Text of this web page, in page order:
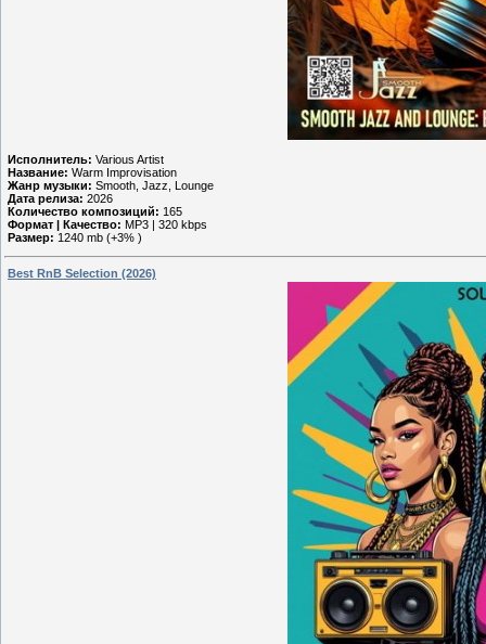
Исполнитель: Various Artist
Название: Warm Improvisation
Жанр музыки: Smooth, Jazz, Lounge
Дата релиза: 2026
Количество композиций: 165
Формат | Качество: MP3 | 320 kbps
Размер: 1240 mb (+3% )
Best RnB Selection (2026)